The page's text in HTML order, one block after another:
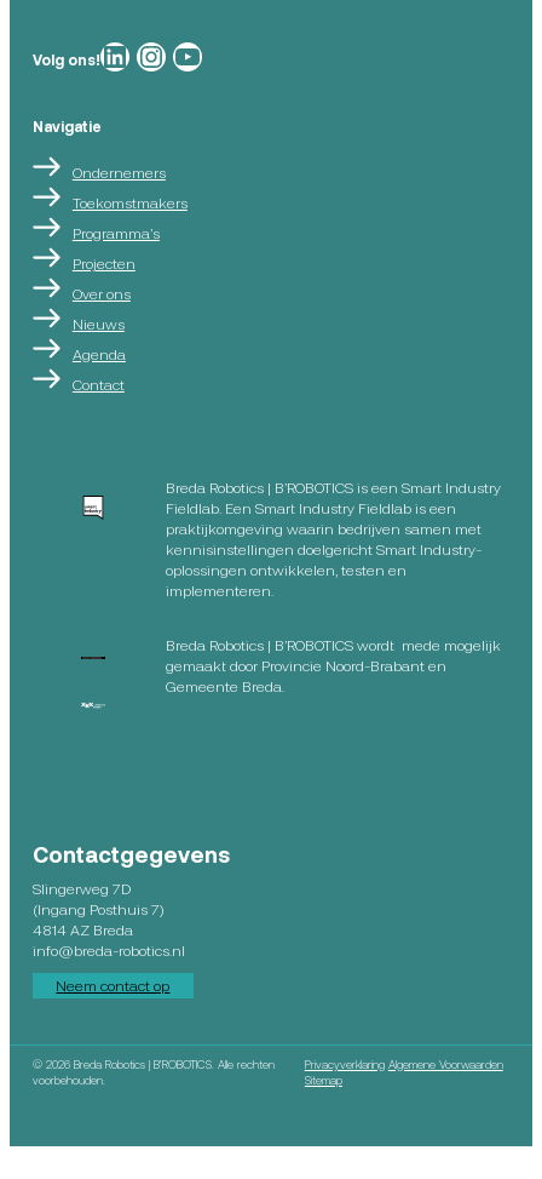
Volg ons!Breda Robotics op Breda Robotics op Instagram
Breda Robotics op
Navigatie
Ondernemers
Toekomstmakers
Programma’s
Projecten
Over ons
Nieuws
Agenda
Contact
Breda Robotics | B’ROBOTICS is een Smart Industry
Fieldlab. Een Smart Industry Fieldlab is een
praktijkomgeving waarin bedrijven samen met
kennisinstellingen doelgericht Smart Industry-
oplossingen ontwikkelen, testen en
implementeren.
Breda Robotics | B’ROBOTICS wordt mede mogelijk
gemaakt door Provincie Noord-Brabant en
Gemeente Breda.
Contactgegevens
Slingerweg 7D
(Ingang Posthuis 7)
4814 AZ Breda
info@breda-robotics.nl
Neem contact op
©2026 Breda Robotics | B’ROBOTICS. Alle rechten
voorbehouden.
Privacyverklaring Algemene Voorwaarden
Sitemap